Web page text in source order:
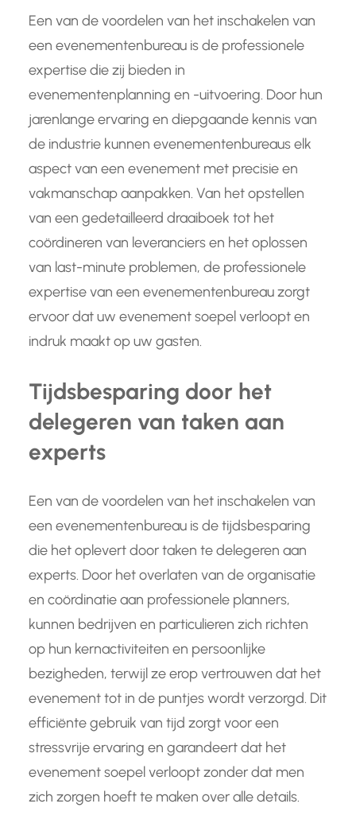
Een van de voordelen van het inschakelen van
een evenementenbureau is de professionele
expertise die zij bieden in
evenementenplanning en -uitvoering. Door hun
jarenlange ervaring en diepgaande kennis van
de industrie kunnen evenementenbureaus elk
aspect van een evenement met precisie en
vakmanschap aanpakken. Van het opstellen
van een gedetailleerd draaiboek tot het
coördineren van leveranciers en het oplossen
van last-minute problemen, de professionele
expertise van een evenementenbureau zorgt
ervoor dat uw evenement soepel verloopt en
indruk maakt op uw gasten.
Tijdsbesparing door het
delegeren van taken aan
experts
Een van de voordelen van het inschakelen van
een evenementenbureau is de tijdsbesparing
die het oplevert door taken te delegeren aan
experts. Door het overlaten van de organisatie
en coördinatie aan professionele planners,
kunnen bedrijven en particulieren zich richten
op hun kernactiviteiten en persoonlijke
bezigheden, terwijl ze erop vertrouwen dat het
evenement tot in de puntjes wordt verzorgd. Dit
efficiënte gebruik van tijd zorgt voor een
stressvrije ervaring en garandeert dat het
evenement soepel verloopt zonder dat men
zich zorgen hoeft te maken over alle details.